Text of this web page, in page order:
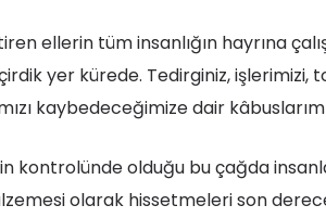
ellerin tüm insanlığın hayrına
yer kürede. Tedirginiz, işlerimizi,
kaybedeceğimize dair
kontrolünde olduğu bu çağda
olarak hissetmeleri son